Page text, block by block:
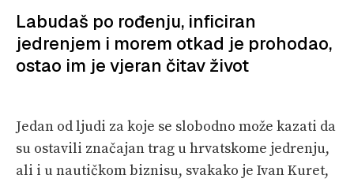
PLOVIDBA
SPIZA
PRETPLATA
SHOP
Labudaš po rođenju, inficiran
jedrenjem i morem otkad je prohodao,
ostao im je vjeran čitav život
Jedan od ljudi za koje se slobodno može kazati da
su ostavili značajan trag u hrvatskome jedrenju,
ali i u nautičkom biznisu, svakako je Ivan Kuret,